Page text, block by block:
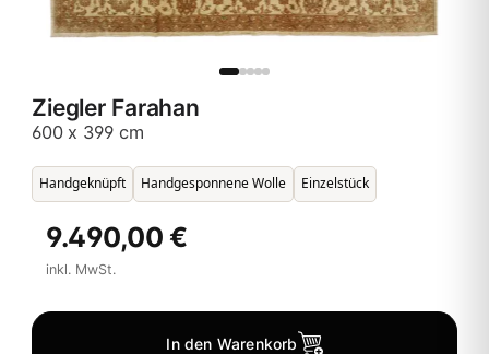
Ziegler Farahan
600 x 399 cm
Handgeknüpft Handgesponnene Wolle Einzelstück
9.490,00 €
inkl. MwSt.
In den Warenkorb